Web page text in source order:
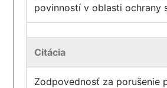
povinností v oblasti ochrany
Citácia
Zodpovednosť za porušenie